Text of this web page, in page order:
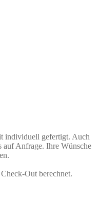
individuell gefertigt. Auch
auf Anfrage. Ihre Wünsche
Out berechnet.